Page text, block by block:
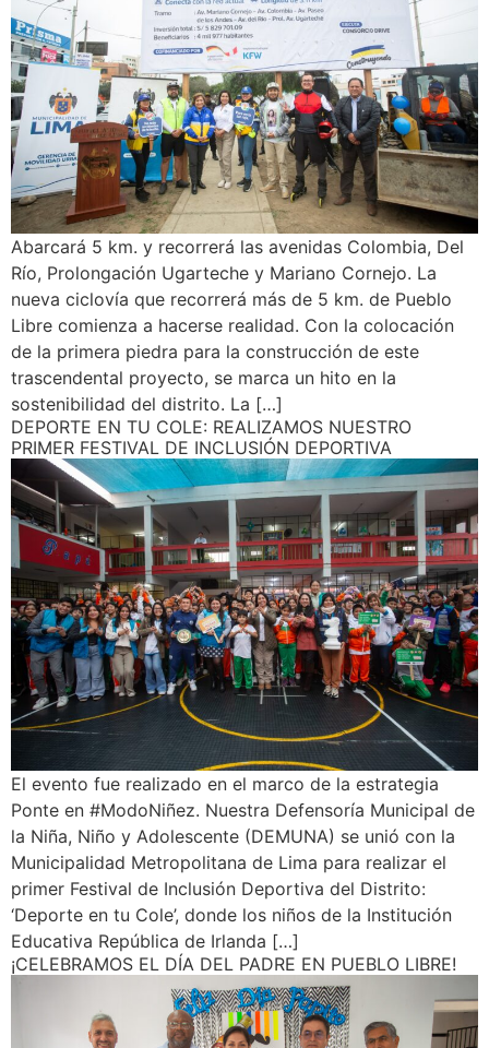
Abarcará 5 km. y recorrerá las avenidas Colombia, Del
Río, Prolongación Ugarteche y Mariano Cornejo. La
nueva ciclovía que recorrerá más de 5 km. de Pueblo
Libre comienza a hacerse realidad. Con la colocación
de la primera piedra para la construcción de este
trascendental proyecto, se marca un hito en la
sostenibilidad del distrito. La […]
DEPORTE EN TU COLE: REALIZAMOS NUESTRO
PRIMER FESTIVAL DE INCLUSIÓN DEPORTIVA
El evento fue realizado en el marco de la estrategia
Ponte en #ModoNiñez. Nuestra Defensoría Municipal de
la Niña, Niño y Adolescente (DEMUNA) se unió con la
Municipalidad Metropolitana de Lima para realizar el
primer Festival de Inclusión Deportiva del Distrito:
‘Deporte en tu Cole’, donde los niños de la Institución
Educativa República de Irlanda […]
¡CELEBRAMOS EL DÍA DEL PADRE EN PUEBLO LIBRE!